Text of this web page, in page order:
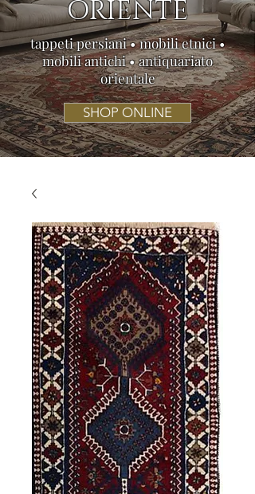
ORIENTE
tappeti persiani • mobili etnici •
mobili antichi • antiquariato
orientale
SHOP ONLINE